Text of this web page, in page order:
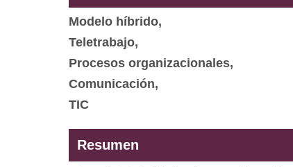
Modelo híbrido,
Teletrabajo,
Procesos organizacionales,
Comunicación,
TIC
Resumen